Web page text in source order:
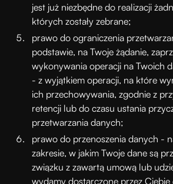
jest już niezbędne do realizacji
których zostały zebrane;
prawo do ograniczenia
podstawie, na Twoje żądanie,
wykonywania operacji na Twoich
- z wyjątkiem operacji, na które
ich przechowywania, zgodnie z
retencji lub do czasu ustania
przetwarzania danych;
prawo do przenoszenia danych -
zakresie, w jakim Twoje dane są
związku z zawartą umową lub
wydamy dostarczone przez